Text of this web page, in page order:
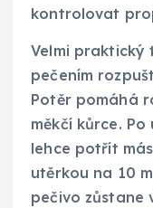
kontrolovat
Velmi
pečením
Potěr pomáhá
měkčí kůrce.
lehce potřít
utěrkou na 10
pečivo zůstane